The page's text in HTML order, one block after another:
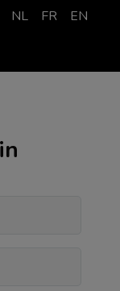
NL FR EN